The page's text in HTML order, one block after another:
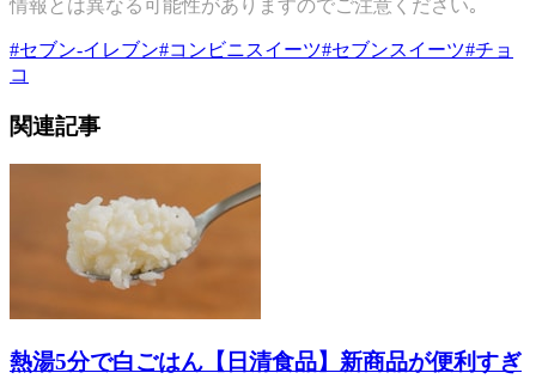
情報とは異なる可能性がありますのでご注意ください｡
#セブン-イレブン#コンビニスイーツ#セブンスイーツ#チョ
コ
関連記事
熱湯5分で白ごはん【日清食品】新商品が便利すぎ